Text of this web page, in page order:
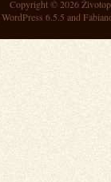
Copyright © 2026
WordPress 6.5.5 and